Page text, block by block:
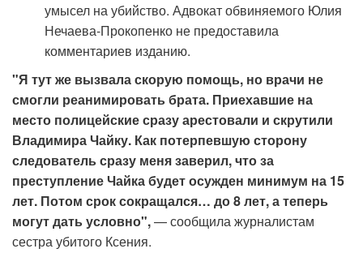
умысел на убийство. Адвокат обвиняемого Юлия
Нечаева-Прокопенко не предоставила
комментариев изданию.
"Я тут же вызвала скорую помощь, но врачи не
смогли реанимировать брата. Приехавшие на
место полицейские сразу арестовали и скрутили
Владимира Чайку. Как потерпевшую сторону
следователь сразу меня заверил, что за
преступление Чайка будет осужден минимум на 15
лет. Потом срок сокращался… до 8 лет, а теперь
могут дать условно",— сообщила журналистам
сестра убитого Ксения.